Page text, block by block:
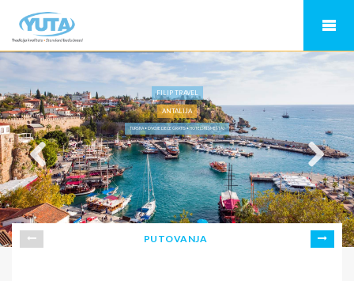
FILIP TRAVEL
ANTALIJA
TURSKA • DVOJE DECE GRATIS • HOTELSKI SMEŠTAJ
PUTOVANJA